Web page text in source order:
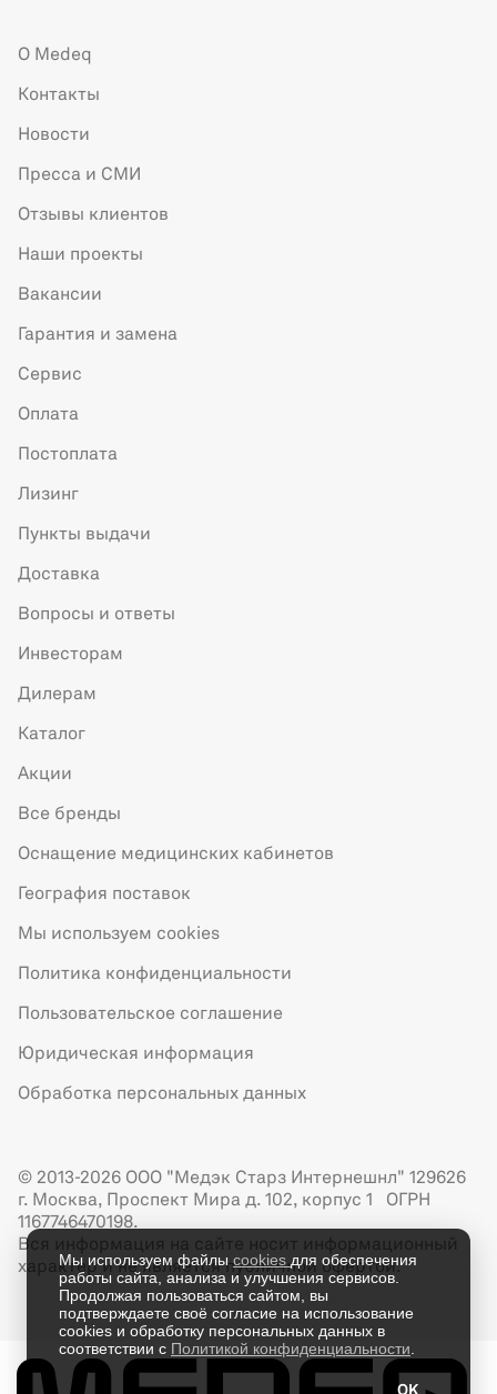
О Medeq
Контакты
Новости
Пресса и СМИ
Отзывы клиентов
Наши проекты
Вакансии
Гарантия и замена
Сервис
Оплата
Постоплата
Лизинг
Пункты выдачи
Доставка
Вопросы и ответы
Инвесторам
Дилерам
Каталог
Акции
Все бренды
Оснащение медицинских кабинетов
География поставок
Мы используем cookies
Политика конфиденциальности
Пользовательское соглашение
Юридическая информация
Обработка персональных данных
© 2013-2026 ООО "Медэк Старз Интернешнл" 129626
г. Москва, Проспект Мира д. 102, корпус 1 ОГРН
1167746470198.
Вся информация на сайте носит информационный
характер и не является публичной офертой.
Мы используем файлыcookies для обеспечения
работы сайта, анализа и улучшения сервисов.
Продолжая пользоваться сайтом, вы
подтверждаете своё согласие на использование
cookies и обработку персональных данных в
соответствии с Политикой конфиденциальности
OK